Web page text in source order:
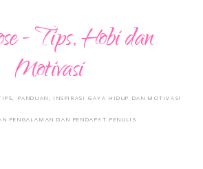
- Tips, Hobi dan
Motivasi
PANDUAN, INSPIRASI GAYA HIDUP DAN MOTIVASI
PENGALAMAN DAN PENDAPAT PENULIS